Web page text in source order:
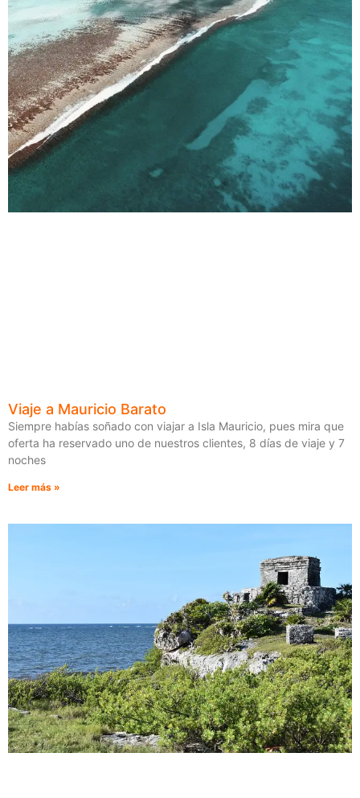
Viaje a Mauricio Barato
Siempre habías soñado con viajar a Isla Mauricio, pues mira que
oferta ha reservado uno de nuestros clientes, 8 días de viaje y 7
noches
Leer más »